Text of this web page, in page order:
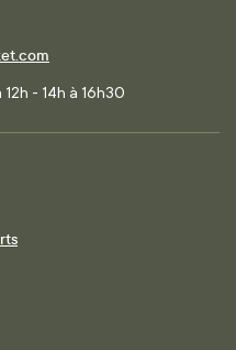
- 14h à 16h30